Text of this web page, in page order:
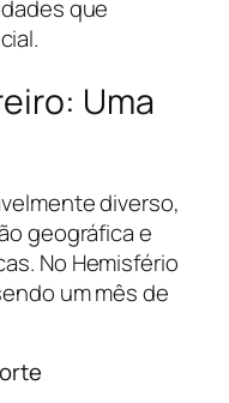
que
Uma
diverso,
geográfica e
No Hemisfério
um mês de